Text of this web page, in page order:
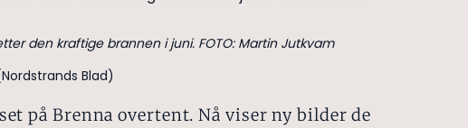
den kraftige brannen i juni. FOTO: Martin Jutkvam
Blad)
på Brenna overtent. Nå viser ny bilder de